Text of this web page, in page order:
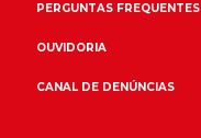
PERGUNTAS FREQUENTES
OUVIDORIA
CANAL DE DENÚNCIAS